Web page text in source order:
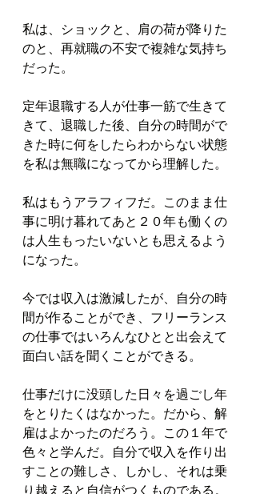
私は、ショックと、肩の荷が降りた
のと、再就職の不安で複雑な気持ち
だった。
定年退職する人が仕事一筋で生きて
きて、退職した後、自分の時間がで
きた時に何をしたらわからない状態
を私は無職になってから理解した。
私はもうアラフィフだ。このまま仕
事に明け暮れてあと２０年も働くの
は人生もったいないとも思えるよう
になった。
今では収入は激減したが、自分の時
間が作ることができ、フリーランス
の仕事ではいろんなひとと出会えて
面白い話を聞くことができる。
仕事だけに没頭した日々を過ごし年
をとりたくはなかった。だから、解
雇はよかったのだろう。この１年で
色々と学んだ。自分で収入を作り出
すことの難しさ、しかし、それは乗
り越えると自信がつくものである。